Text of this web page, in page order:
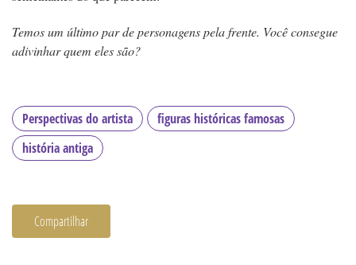
Temos um último par de personagens pela frente. Você consegue
adivinhar quem eles são?
Perspectivas do artista
figuras históricas famosas
história antiga
Compartilhar